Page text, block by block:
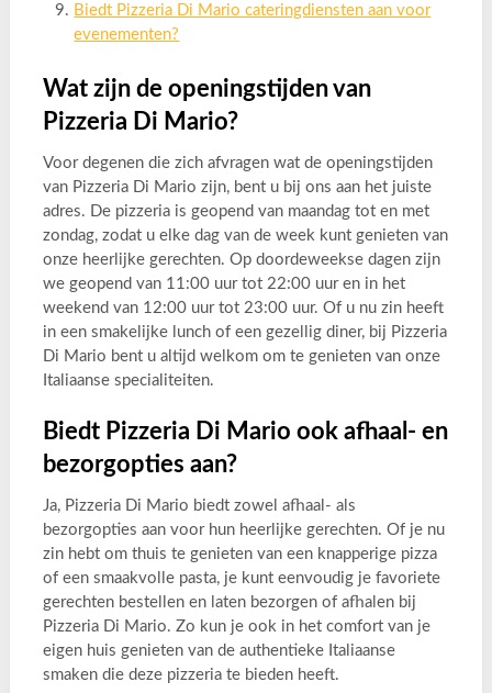
Biedt Pizzeria Di Mario cateringdiensten aan voor
evenementen?
Wat zijn de openingstijden van
Pizzeria Di Mario?
Voor degenen die zich afvragen wat de openingstijden
van Pizzeria Di Mario zijn, bent u bij ons aan het juiste
adres. De pizzeria is geopend van maandag tot en met
zondag, zodat u elke dag van de week kunt genieten van
onze heerlijke gerechten. Op doordeweekse dagen zijn
we geopend van 11:00 uur tot 22:00 uur en in het
weekend van 12:00 uur tot 23:00 uur. Of u nu zin heeft
in een smakelijke lunch of een gezellig diner, bij Pizzeria
Di Mario bent u altijd welkom om te genieten van onze
Italiaanse specialiteiten.
Biedt Pizzeria Di Mario ook afhaal- en
bezorgopties aan?
Ja, Pizzeria Di Mario biedt zowel afhaal- als
bezorgopties aan voor hun heerlijke gerechten. Of je nu
zin hebt om thuis te genieten van een knapperige pizza
of een smaakvolle pasta, je kunt eenvoudig je favoriete
gerechten bestellen en laten bezorgen of afhalen bij
Pizzeria Di Mario. Zo kun je ook in het comfort van je
eigen huis genieten van de authentieke Italiaanse
smaken die deze pizzeria te bieden heeft.